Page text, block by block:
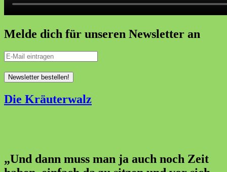
Melde dich für unseren Newsletter an
Die Kräuterwalz
„Und dann muss man ja auch noch Zeit